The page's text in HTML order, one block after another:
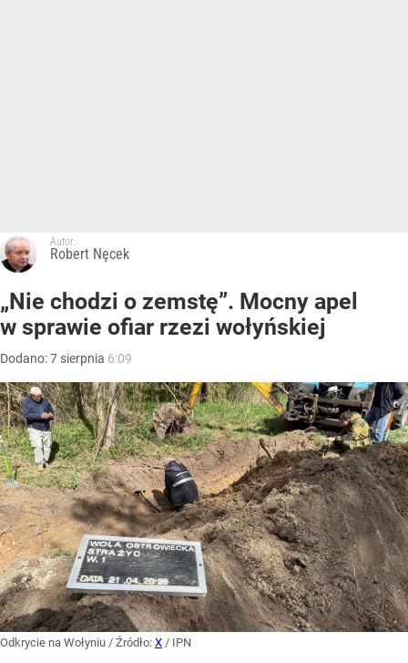
Autor:
Robert Nęcek
„Nie chodzi o zemstę”. Mocny apel
w sprawie ofiar rzezi wołyńskiej
Dodano:7 sierpnia 6:09
Odkrycie na Wołyniu / Źródło: X / IPN